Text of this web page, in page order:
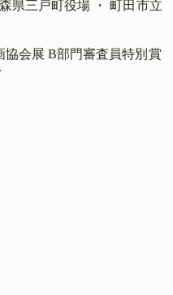
県三戸町役場 ・ 町田市立
協会展 B部門審査員特別賞